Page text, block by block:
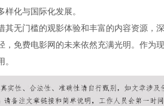
化与国际化发展。
其无门槛的观影体验和丰富的内容资源，
，免费电影网的未来依然充满光明。作为